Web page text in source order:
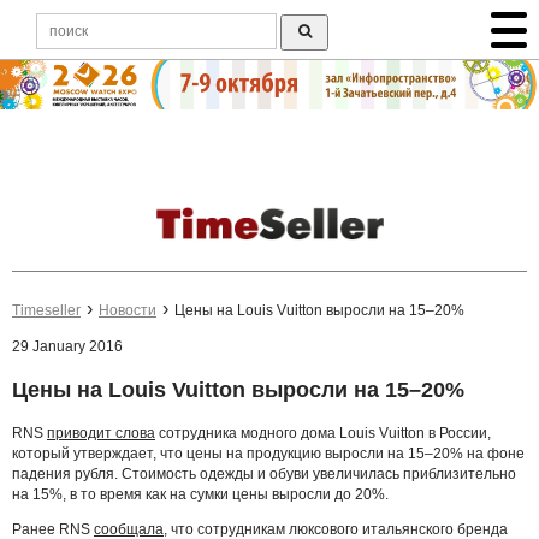
Timeseller Новости Цены на Louis Vuitton выросли на 15–20%
29 January 2016
Цены на Louis Vuitton выросли на 15–20%
RNS приводит слова сотрудника модного дома Louis Vuitton в России,
который утверждает, что цены на продукцию выросли на 15–20% на фоне
падения рубля. Стоимость одежды и обуви увеличилась приблизительно
на 15%, в то время как на сумки цены выросли до 20%.
Ранее RNS сообщала, что сотрудникам люксового итальянского бренда